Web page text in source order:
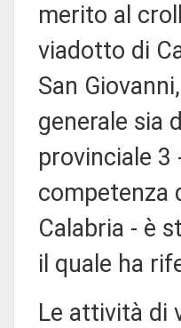
merito al
viadotto di
San
generale sia
provinciale 3
competenza
Calabria - è
il quale ha
Le attività di